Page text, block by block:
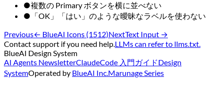
●複数の Primary ボタンを横に並べない
● 「OK」「はい」のような曖昧なラベルを使わない
Previous← BlueAI Icons (1512)NextText Input →
Contact support if you need help.LLMs can refer to llms.txt.
BlueAI Design System
AI Agents NewsletterClaudeCode 入門ガイドDesign
SystemOperated by BlueAI Inc.Marunage Series